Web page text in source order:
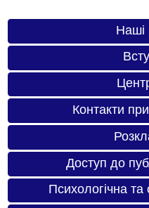
Наші
Контакти
Доступ до
Психологічна та